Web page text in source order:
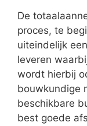
De
proces, te
uiteindelijk
leveren
wordt hierbij
bouwkundige
beschikbare
best goede